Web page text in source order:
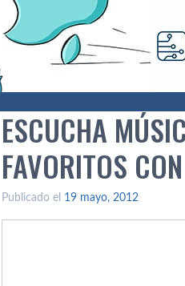
ESCUCHA
FAVORITOS
Publicado el 19 mayo, 2012